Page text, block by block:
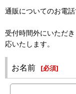
通販についてのお電
受付時間外にいただ
応いたします。
お名前 [必須]